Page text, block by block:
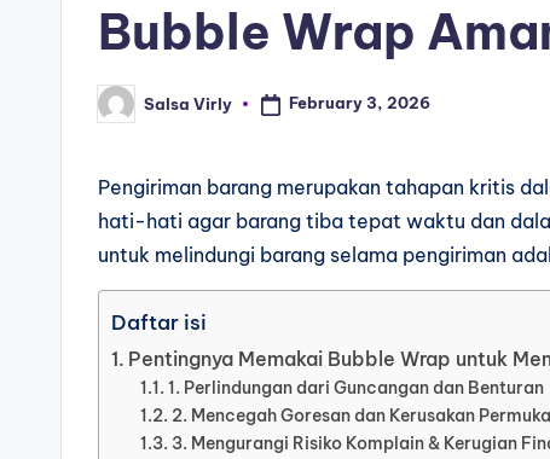
Bubble Wrap
Salsa Virly February 3, 2026
Pengiriman barang merupakan tahapan kritis
hati-hati agar barang tiba tepat waktu dan
untuk melindungi barang selama pengiriman
Daftar isi
Pentingnya Memakai Bubble Wrap untuk
1. Perlindungan dari Guncangan dan Benturan
2. Mencegah Goresan dan Kerusakan
3. Mengurangi Risiko Komplain & Kerugian